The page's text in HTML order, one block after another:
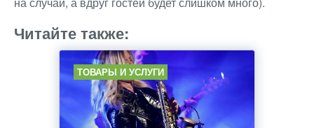
Читайте также:
ТОВАРЫ И УСЛУГИ